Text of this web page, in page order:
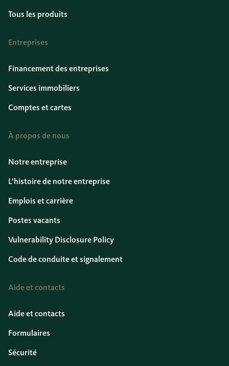
Tous les produits
Entreprises
Financement des entreprises
Services immobiliers
Comptes et cartes
À propos de nous
Notre entreprise
L’histoire de notre entreprise
Emplois et carrière
Postes vacants
Vulnerability Disclosure Policy
Code de conduite et signalement
Aide et contacts
Aide et contacts
Formulaires
Sécurité